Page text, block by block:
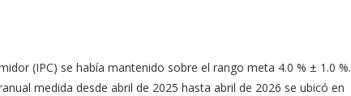
(IPC) se había mantenido sobre el rango meta 4.0 % ± 1.0 %.
medida desde abril de 2025 hasta abril de 2026 se ubicó en